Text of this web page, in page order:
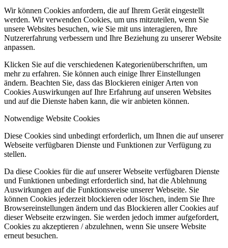
Wir können Cookies anfordern, die auf Ihrem Gerät eingestellt
werden. Wir verwenden Cookies, um uns mitzuteilen, wenn Sie
unsere Websites besuchen, wie Sie mit uns interagieren, Ihre
Nutzererfahrung verbessern und Ihre Beziehung zu unserer Website
anpassen.
Klicken Sie auf die verschiedenen Kategorienüberschriften, um
mehr zu erfahren. Sie können auch einige Ihrer Einstellungen
ändern. Beachten Sie, dass das Blockieren einiger Arten von
Cookies Auswirkungen auf Ihre Erfahrung auf unseren Websites
und auf die Dienste haben kann, die wir anbieten können.
Notwendige Website Cookies
Diese Cookies sind unbedingt erforderlich, um Ihnen die auf unserer
Webseite verfügbaren Dienste und Funktionen zur Verfügung zu
stellen.
Da diese Cookies für die auf unserer Webseite verfügbaren Dienste
und Funktionen unbedingt erforderlich sind, hat die Ablehnung
Auswirkungen auf die Funktionsweise unserer Webseite. Sie
können Cookies jederzeit blockieren oder löschen, indem Sie Ihre
Browsereinstellungen ändern und das Blockieren aller Cookies auf
dieser Webseite erzwingen. Sie werden jedoch immer aufgefordert,
Cookies zu akzeptieren / abzulehnen, wenn Sie unsere Website
erneut besuchen.